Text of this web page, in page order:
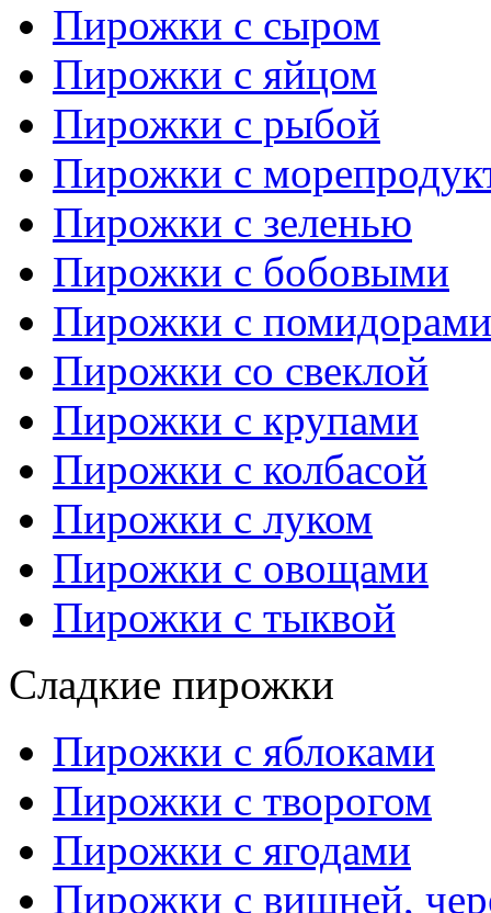
Пирожки с сыром
Пирожки с яйцом
Пирожки с рыбой
Пирожки с
Пирожки с зеленью
Пирожки с бобовыми
Пирожки с помидорами
Пирожки со свеклой
Пирожки с крупами
Пирожки с колбасой
Пирожки с луком
Пирожки с овощами
Пирожки с тыквой
Сладкие пирожки
Пирожки с яблоками
Пирожки с творогом
Пирожки с ягодами
Пирожки с вишней,